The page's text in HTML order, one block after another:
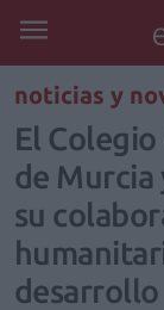
noticias y
El
de Murcia
su
desarrollo